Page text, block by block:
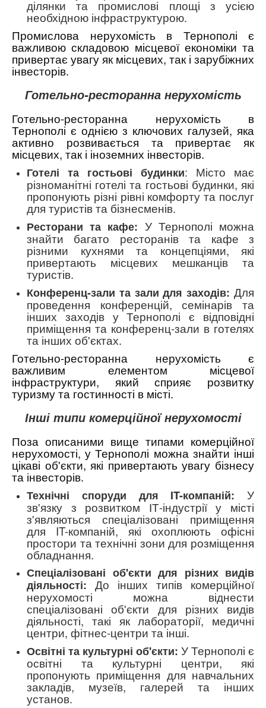
ділянки та промислові площі з усією
необхідною інфраструктурою.
Промислова нерухомість в Тернополі є
важливою складовою місцевої економіки та
привертає увагу як місцевих, так і зарубіжних
інвесторів.
Готельно-ресторанна нерухомість
Готельно-ресторанна нерухомість в
Тернополі є однією з ключових галузей, яка
активно розвивається та привертає як
місцевих, так і іноземних інвесторів.
Готелі та гостьові будинки: Місто має
різноманітні готелі та гостьові будинки, які
пропонують різні рівні комфорту та послуг
для туристів та бізнесменів.
Ресторани та кафе: У Тернополі можна
знайти багато ресторанів та кафе з
різними кухнями та концепціями, які
привертають місцевих мешканців та
туристів.
Конференц-зали та зали для заходів: Для
проведення конференцій, семінарів та
інших заходів у Тернополі є відповідні
приміщення та конференц-зали в готелях
та інших об'єктах.
Готельно-ресторанна нерухомість є
важливим елементом місцевої
інфраструктури, який сприяє розвитку
туризму та гостинності в місті.
Інші типи комерційної нерухомості
Поза описаними вище типами комерційної
нерухомості, у Тернополі можна знайти інші
цікаві об'єкти, які привертають увагу бізнесу
та інвесторів.
Технічні споруди для IT-компаній: У
зв'язку з розвитком ІТ-індустрії у місті
з'являються спеціалізовані приміщення
для IT-компаній, які охоплюють офісні
простори та технічні зони для розміщення
обладнання.
Спеціалізовані об'єкти для різних видів
діяльності: До інших типів комерційної
нерухомості можна віднести
спеціалізовані об'єкти для різних видів
діяльності, такі як лабораторії, медичні
центри, фітнес-центри та інші.
Освітні та культурні об'єкти: У Тернополі є
освітні та культурні центри, які
пропонують приміщення для навчальних
закладів, музеїв, галерей та інших
установ.